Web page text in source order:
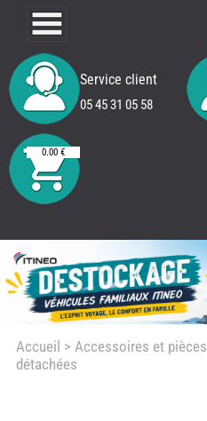
Service client
05 45 31 05 58
0.00 €
Accueil > Accessoires et pièces
détachées